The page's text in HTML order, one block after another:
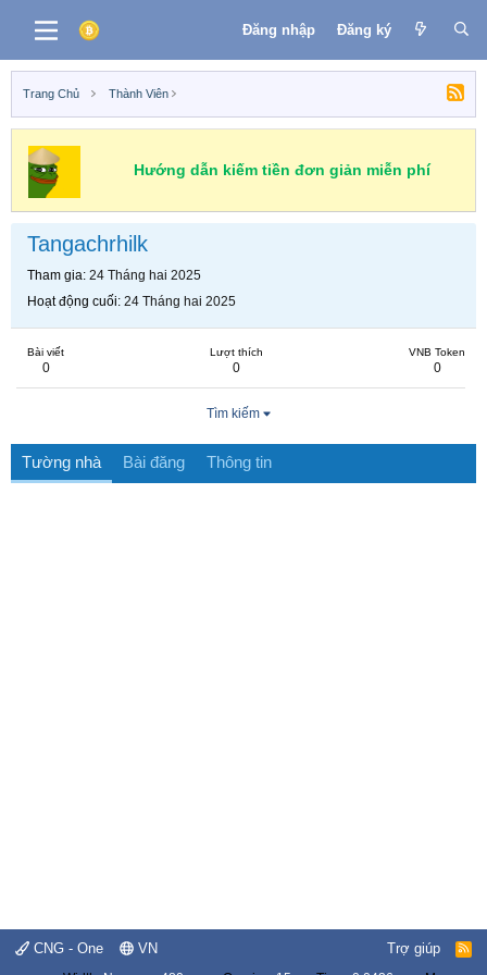
Đăng nhập Đăng ký
Trang Chủ Thành Viên
Hướng dẫn kiếm tiền đơn giản miễn phí
Tangachrhilk
Tham gia 24 Tháng hai 2025
Hoạt động cuối 24 Tháng hai 2025
Bài viết
0
Lượt thích
0
VNB Token
0
Tìm kiếm
Tường nhà Bài đăng Thông tin
CNG - One VN Trợ giúp
R